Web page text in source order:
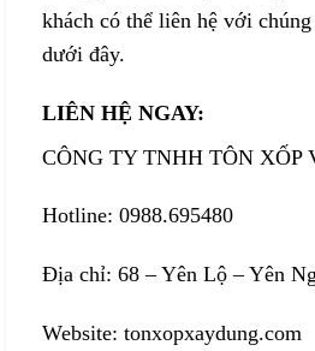
khách có thể liên hệ với
dưới đây.
LIÊN HỆ NGAY:
CÔNG TY TNHH TÔN XỐP
Hotline: 0988.695480
Địa chỉ: 68 – Yên Lộ – Yên
Website: tonxopxaydung.com